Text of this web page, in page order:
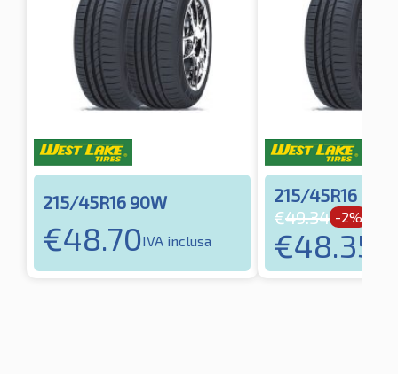
215/45R16 90W
€48.70IVA inclusa
215/45R16 90W
€49.34 -2%
€48.35